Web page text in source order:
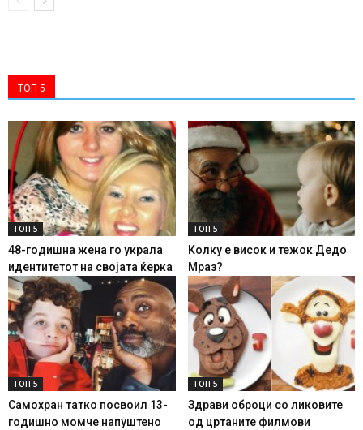
ТОП 5
ТОП 5
48-годишна жена го украла
идентитетот на својата ќерка
ТОП 5
Колку е висок и тежок Дедо
Мраз?
ТОП 5
Самохран татко посвоил 13-
годишно момче напуштено
ТОП 5
Здрави оброци со ликовите
од цртаните филмови